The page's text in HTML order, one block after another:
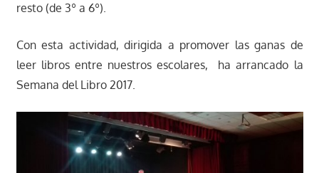
resto (de 3º a 6º).
Con esta actividad, dirigida a promover las ganas de
leer libros entre nuestros escolares, ha arrancado la
Semana del Libro 2017.